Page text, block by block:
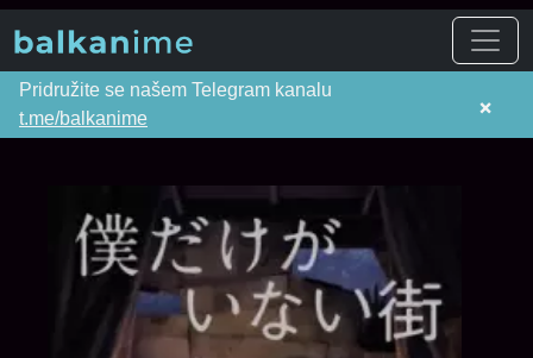
Pridružite se našem Telegram kanalu
t.me/balkanime
×